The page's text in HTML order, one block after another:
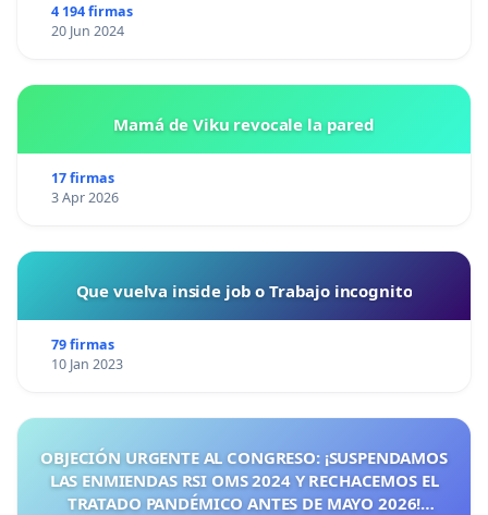
4 194 firmas
20 Jun 2024
Mamá de Viku revocale la pared
17 firmas
3 Apr 2026
Que vuelva inside job o Trabajo incognito
79 firmas
10 Jan 2023
OBJECIÓN URGENTE AL CONGRESO: ¡SUSPENDAMOS
LAS ENMIENDAS RSI OMS 2024 Y RECHACEMOS EL
TRATADO PANDÉMICO ANTES DE MAYO 2026!